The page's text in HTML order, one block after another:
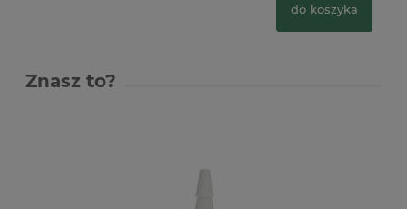
do koszyka
Znasz to?